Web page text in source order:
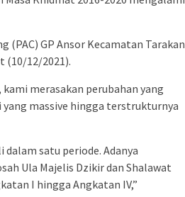
(PAC) GP Ansor Kecamatan Tarakan
(10/12/2021).
merasakan perubahan yang
massive hingga terstrukturnya
satu periode. Adanya
Ula Majelis Dzikir dan Shalawat
I hingga Angkatan IV,”